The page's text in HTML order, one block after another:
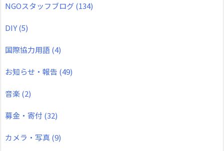
NGOスタッフブログ(134)
DIY(5)
国際協力用語(4)
お知らせ・報告 (49)
音楽(2)
募金・寄付 (32)
カメラ・写真(9)